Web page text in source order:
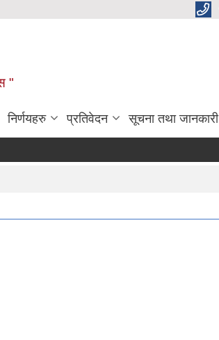
"
निर्णयहरु प्रतिवेदन सूचना तथा जानकारी